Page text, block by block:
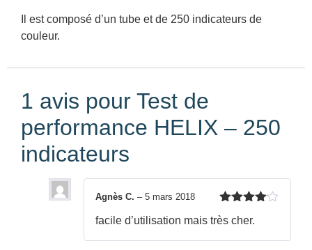
Il est composé d’un tube et de 250 indicateurs de
couleur.
1 avis pour Test de
performance HELIX – 250
indicateurs
sur 5
Agnès C. – 5 mars 2018
facile d’utilisation mais très cher.